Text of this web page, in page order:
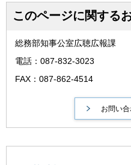
このページに関する
総務部知事公室広聴広報課
電話：087-832-3023
FAX：087-862-4514